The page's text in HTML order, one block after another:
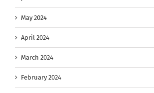
May 2024
April 2024
March 2024
February 2024